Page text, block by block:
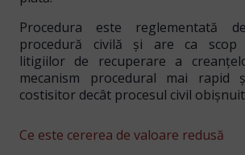
Procedura este reglementată
procedură civilă și are ca scop
litigiilor de recuperare a
mecanism procedural mai rapid
costisitor decât procesul civil
Ce este cererea de valoare redusă